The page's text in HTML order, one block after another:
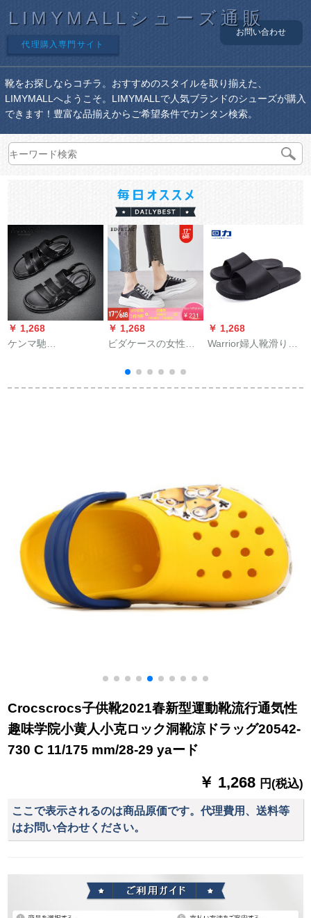
LIMYMALLシューズ通販
代理購入専門サイト
お問い合わせ
靴をお探しならコチラ。おすすめのスタイルを取り揃えた、
LIMYMALLへようこそ。LIMYMALLで人気ブランドのシューズが購入
できます！豊富な品揃えからご希望条件でカンタン検索。
￥ 1,268
ケンマ馳
新款软底快适ビブー
￥ 1,268
ビダケースの女性靴
キングのハーフスリ
ーリングの女性真皮
￥ 1,268
Warrior婦人靴滑り止
ッパー男性用厚手の
Crocscrocs子供靴2021春新型運動靴流行通気性
趣味学院小黄人小克ロック洞靴涼ドラッグ20542-
730 C 11/175 mm/28-29 yaード
￥ 1,268 円(税込)
ここで表示されるのは商品原価です。代理費用、送料等
はお問い合わせください。